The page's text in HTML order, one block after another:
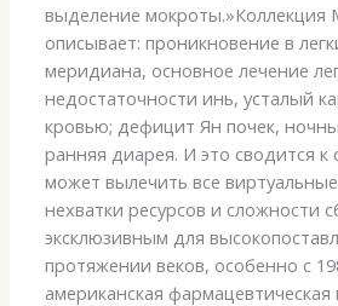
выделение мокроты.»Коллекция
описывает: проникновение в
меридиана, основное лечение
недостаточности инь, усталый
кровью; дефицит Ян почек,
ранняя диарея. И это сводится
может вылечить все
нехватки ресурсов и сложности
эксклюзивным для
протяжении веков, особенно с
американская